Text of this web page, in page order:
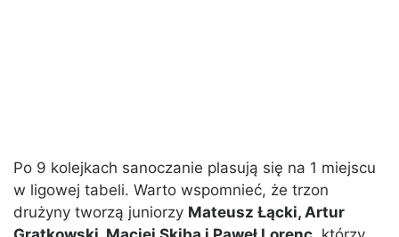
Po 9 kolejkach sanoczanie plasują się na 1 miejscu
w ligowej tabeli. Warto wspomnieć, że trzon
drużyny tworzą juniorzy Mateusz Łącki, Artur